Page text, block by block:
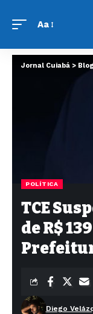
Aa
Jornal Cuiabá > Blog
POLÍTICA
TCE
de R$
Diego